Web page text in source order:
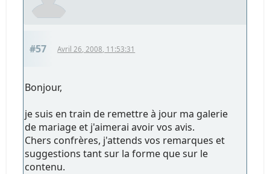
#57 Avril 26, 2008, 11:53:31
Bonjour,
je suis en train de remettre à jour ma galerie
de mariage et j'aimerai avoir vos avis.
Chers confrères, j'attends vos remarques et
suggestions tant sur la forme que sur le
contenu.